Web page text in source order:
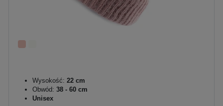
Wysokość: 22 cm
Obwód: 38 - 60 cm
Unisex